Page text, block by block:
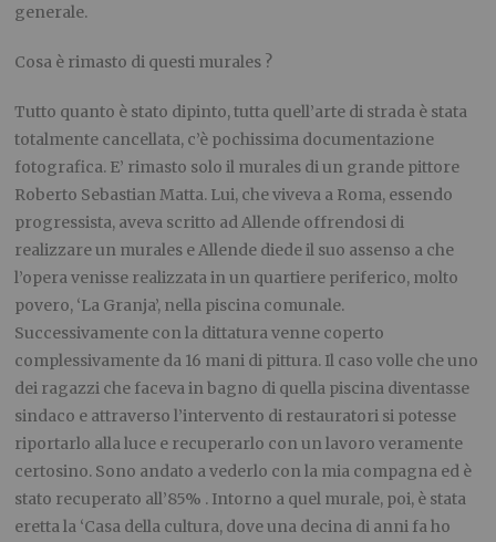
generale.
Cosa è rimasto di questi murales ?
Tutto quanto è stato dipinto, tutta quell’arte di strada è stata
totalmente cancellata, c’è pochissima documentazione
fotografica. E’ rimasto solo il murales di un grande pittore
Roberto Sebastian Matta. Lui, che viveva a Roma, essendo
progressista, aveva scritto ad Allende offrendosi di
realizzare un murales e Allende diede il suo assenso a che
l’opera venisse realizzata in un quartiere periferico, molto
povero, ‘La Granja’, nella piscina comunale.
Successivamente con la dittatura venne coperto
complessivamente da 16 mani di pittura. Il caso volle che uno
dei ragazzi che faceva in bagno di quella piscina diventasse
sindaco e attraverso l’intervento di restauratori si potesse
riportarlo alla luce e recuperarlo con un lavoro veramente
certosino. Sono andato a vederlo con la mia compagna ed è
stato recuperato all’85% . Intorno a quel murale, poi, è stata
eretta la ‘Casa della cultura, dove una decina di anni fa ho